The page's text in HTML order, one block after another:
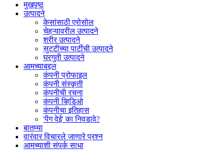
मुखपृष्ठ
उत्पादने
केसांसाठी एरोसोल
चेहऱ्यावरील उत्पादने
शरीर उत्पादने
सुट्टीच्या पार्टीची उत्पादने
घरगुती उत्पादने
आमच्याबद्दल
कंपनी प्रोफाइल
कंपनी संस्कृती
कंपनीची रचना
कंपनी व्हिडिओ
कंपनीचा इतिहास
'पेंग वेई' का निवडावे?
बातम्या
वारंवार विचारले जाणारे प्रश्न
आमच्याशी संपर्क साधा